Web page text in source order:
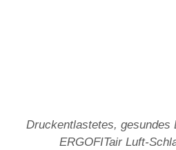
Druckentlastetes, gesundes
ERGOFITair Luft-